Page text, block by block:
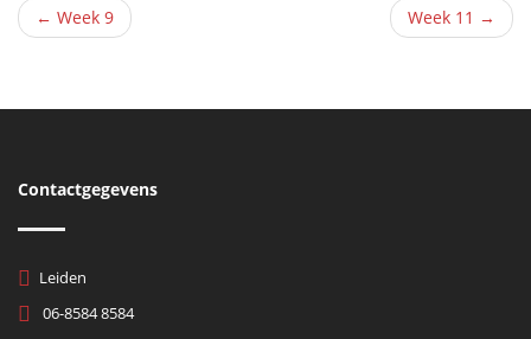
← Week 9 Week 11 →
Contactgegevens
Leiden
06-8584 8584